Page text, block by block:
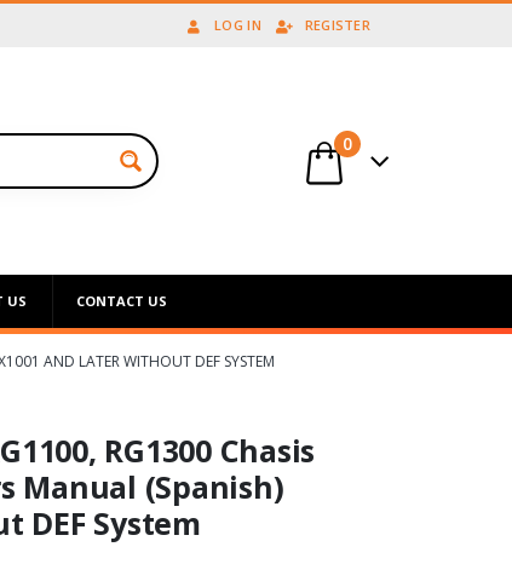
LOG IN REGISTER
0
US CONTACT US
AND LATER WITHOUT DEF SYSTEM
RG1300 Chasis
Manual (Spanish)
DEF System